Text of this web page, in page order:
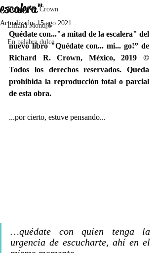
Richard R. Crown
Liliana Montijo
En palabra dulce
escalera"
Actualizado:15 ago 2021
Quédate con..."a mitad de la escalera" del
nuevo libro "Quédate con... mi... go!” de
Richard R. Crown, México, 2019 ©
Todos los derechos reservados. Queda
prohibida la reproducción total o parcial
de esta obra.
...por cierto, estuve pensando...
…quédate con quien tenga la
urgencia de escucharte, ahí en el